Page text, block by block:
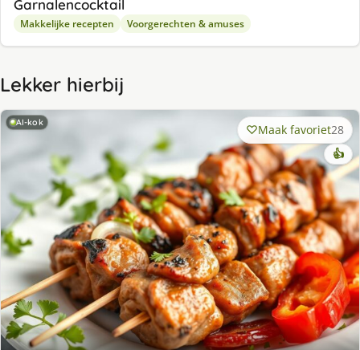
Garnalencocktail
Makkelijke recepten Voorgerechten & amuses
Lekker hierbij
AI-kok Maak favoriet28
👍